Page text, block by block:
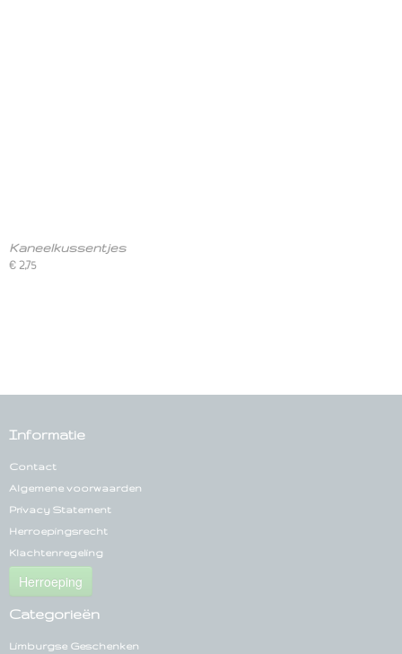
Kaneelkussentjes
€ 2,75
Informatie
Contact
Algemene voorwaarden
Privacy Statement
Herroepingsrecht
Klachtenregeling
Herroeping
Categorieën
Limburgse Geschenken